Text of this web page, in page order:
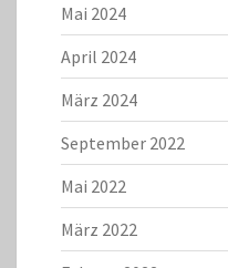
Mai 2024
April 2024
März 2024
September 2022
Mai 2022
März 2022